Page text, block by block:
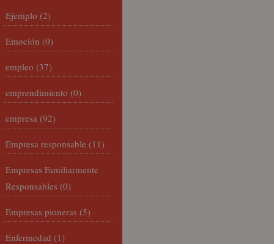
Ejemplo (2)
Emoción (0)
empleo (37)
emprendimiento (0)
empresa (92)
Empresa responsable (11)
Empresas Familiarmente
Responsables (0)
Empresas pioneras (5)
Enfermedad (1)